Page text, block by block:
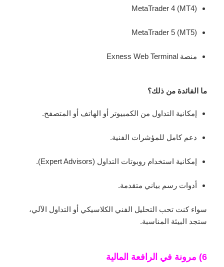
MetaTrader 4 (MT4)
MetaTrader 5 (MT5)
منصة Exness Web Terminal
ما الفائدة من ذلك؟
إمكانية التداول من الكمبيوتر أو الهاتف أو المتصفح.
دعم كامل للمؤشرات الفنية.
إمكانية استخدام روبوتات التداول (Expert Advisors).
أدوات رسم بياني متقدمة.
سواء كنت تحب التحليل الفني الكلاسيكي أو التداول الآلي،
ستجد البيئة المناسبة.
6) مرونة في الرافعة المالية